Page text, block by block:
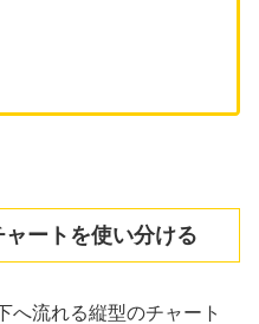
ートを使い分ける
へ流れる縦型のチャート